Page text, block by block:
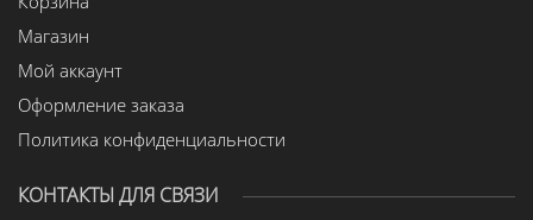
Магазин
Мой аккаунт
Оформление заказа
Политика конфиденциальности
КОНТАКТЫ ДЛЯ СВЯЗИ